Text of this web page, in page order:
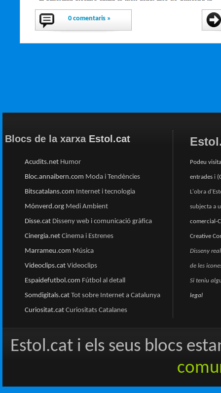
0 comentaris »
Podeu
entradesi
L'obra
subjecta a
comercial-
Creative
Disseny
de les
Si teniu
legal
Blocs de la xarxa Estol.cat
Acudits.netHumor
Bloc.annaibern.com Moda i Tendències
Bitscatalans.com Internet i tecnologia
Mónverd.orgMedi Ambient
Disse.catDisseny web i comunicació gràfica
Cinergia.netCinema i Estrenes
Marrameu.com Música
Videoclips.catVideoclips
Espaidefutbol.com Fútbol al detall
Somdigitals.catTot sobre Internet a Catalunya
Curiositat.catCuriositats Catalanes
Estol.cat i els seus blocs